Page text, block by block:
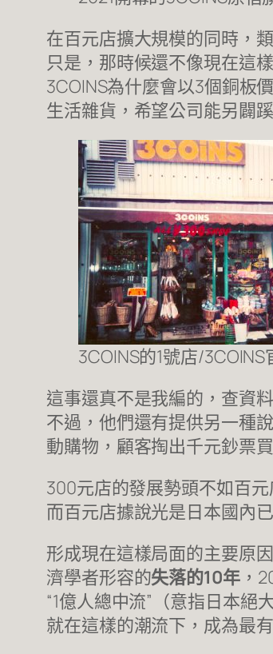
在百元店擴大規模的同時，
只是，那時候還不像現在這
3COINS為什麼會以3個銅板
生活雜貨，希望公司能另闢
3COINS的1號店/3COINS
這事還真不是我編的，查資
不過，他們還有提供另一種
動購物，顧客掏出千元鈔票
300元店的發展勢頭不如百
而百元店據說光是日本國內
形成現在這樣局面的主要原
濟學者形容的失落的10年，
“1億人總中流”（意指日本
就在這樣的潮流下，成為最